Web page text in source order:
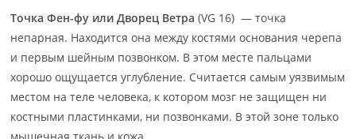
Точка Фен-фу или Дворец Ветра (VG 16) — точка
непарная. Находится она между костями основания черепа
и первым шейным позвонком. В этом месте пальцами
хорошо ощущается углубление. Считается самым уязвимым
местом на теле человека, к котором мозг не защищен ни
костными пластинками, ни позвонками. В этой зоне только
мышечная ткань и кожа.